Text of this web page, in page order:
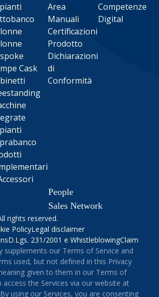
Cask
Area
Manuali
Certificazioni
Prodotto
Dichiarazioni
di
Conformità
Competenze
Digital
People
Sales Network
rights reserved.
PolicyLegal disclaimer
D.Lgs. 231/2001 e WhistleblowingClaim
supplements our Terms of Service and
used, but not defined in this Privacy
given to them in our Terms of
access the Services via our website at
using our Services, you are consenting